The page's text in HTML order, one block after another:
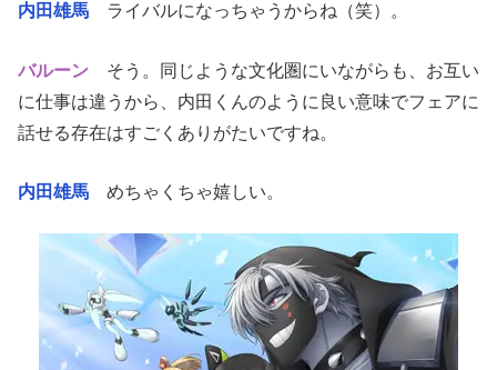
内田雄馬 ライバルになっちゃうからね（笑）。
バルーン そう。同じような文化圏にいながらも、お互い
に仕事は違うから、内田くんのように良い意味でフェアに
話せる存在はすごくありがたいですね。
内田雄馬 めちゃくちゃ嬉しい。